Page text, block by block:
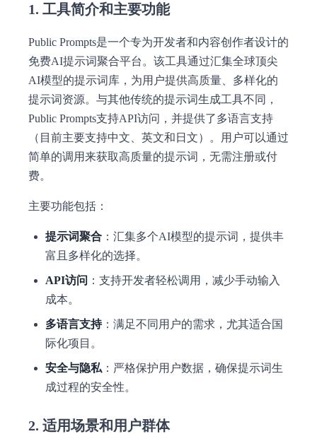
1. 工具简介和主要功能
Public Prompts是一个专为开发者和内容创作者设计的
免费AI提示词聚合平台。该工具通过汇集全球顶尖
AI模型的提示词库，为用户提供高质量、多样化的
提示词资源。与其他传统的提示词生成工具不同，
Public Prompts支持API访问，并提供了多语言支持
（目前主要支持中文、英文和日文）。用户可以通过
简单的调用来获取高质量的提示词，无需注册或付
费。
主要功能包括：
提示词聚合 ：汇集多个AI模型的提示词，提供丰
富且多样化的选择。
API访问 ：支持开发者轻松调用，减少手动输入
成本。
多语言支持：满足不同用户的需求，尤其适合国
际化项目。
安全与隐私 ：严格保护用户数据，确保提示词生
成过程的安全性。
2. 适用场景和用户群体